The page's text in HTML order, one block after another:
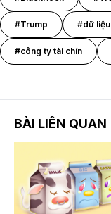
#Trump #dữ liệu
#công ty tài chín
BÀI LIÊN QUAN